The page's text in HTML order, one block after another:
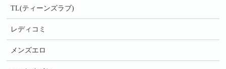
TL(ティーンズラブ)
レディコミ
メンズエロ